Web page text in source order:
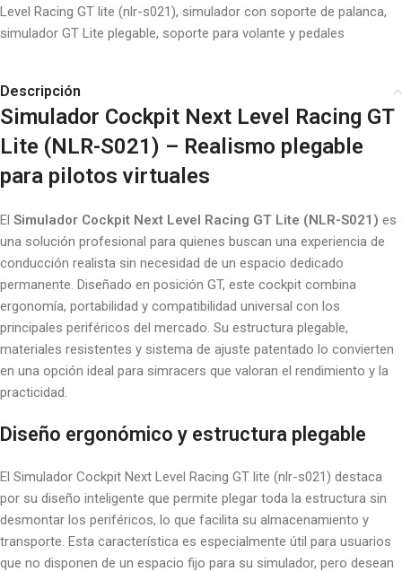
Level Racing GT lite (nlr-s021), simulador con soporte de palanca,
simulador GT Lite plegable, soporte para volante y pedales
Descripción
Simulador Cockpit Next Level Racing GT
Lite (NLR-S021) – Realismo plegable
para pilotos virtuales
El Simulador Cockpit Next Level Racing GT Lite (NLR-S021) es
una solución profesional para quienes buscan una experiencia de
conducción realista sin necesidad de un espacio dedicado
permanente. Diseñado en posición GT, este cockpit combina
ergonomía, portabilidad y compatibilidad universal con los
principales periféricos del mercado. Su estructura plegable,
materiales resistentes y sistema de ajuste patentado lo convierten
en una opción ideal para simracers que valoran el rendimiento y la
practicidad.
Diseño ergonómico y estructura plegable
El Simulador Cockpit Next Level Racing GT lite (nlr-s021) destaca
por su diseño inteligente que permite plegar toda la estructura sin
desmontar los periféricos, lo que facilita su almacenamiento y
transporte. Esta característica es especialmente útil para usuarios
que no disponen de un espacio fijo para su simulador, pero desean